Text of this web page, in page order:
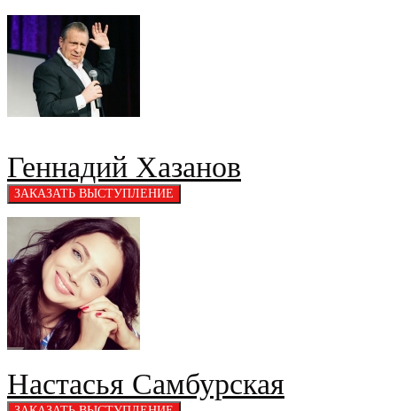
Геннадий Хазанов
Настасья Самбурская